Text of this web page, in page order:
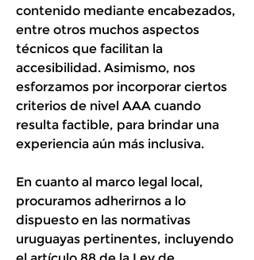
contenido mediante encabezados,
entre otros muchos aspectos
técnicos que facilitan la
accesibilidad. Asimismo, nos
esforzamos por incorporar ciertos
criterios de nivel AAA cuando
resulta factible, para brindar una
experiencia aún más inclusiva.
En cuanto al marco legal local,
procuramos adherirnos a lo
dispuesto en las normativas
uruguayas pertinentes, incluyendo